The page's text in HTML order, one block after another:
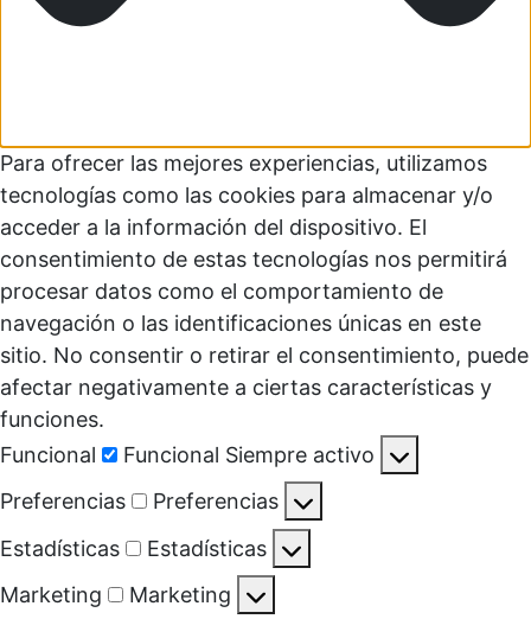
Para ofrecer las mejores experiencias, utilizamos
tecnologías como las cookies para almacenar y/o
acceder a la información del dispositivo. El
consentimiento de estas tecnologías nos permitirá
procesar datos como el comportamiento de
navegación o las identificaciones únicas en este
sitio. No consentir o retirar el consentimiento, puede
afectar negativamente a ciertas características y
funciones.
Funcional
Funcional Siempre activo
Preferencias
Preferencias
Estadísticas
Estadísticas
Marketing
Marketing